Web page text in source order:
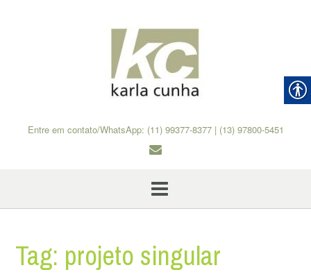
Entre em contato/WhatsApp: (11) 99377-8377 | (13) 97800-5451
Tag: projeto singular